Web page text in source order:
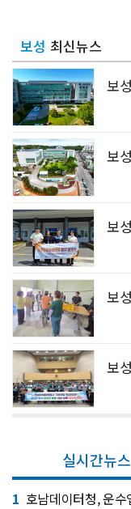
보성 최신뉴스
보
보
보
보
보
실시간뉴스
1 호남데이터청, 운수